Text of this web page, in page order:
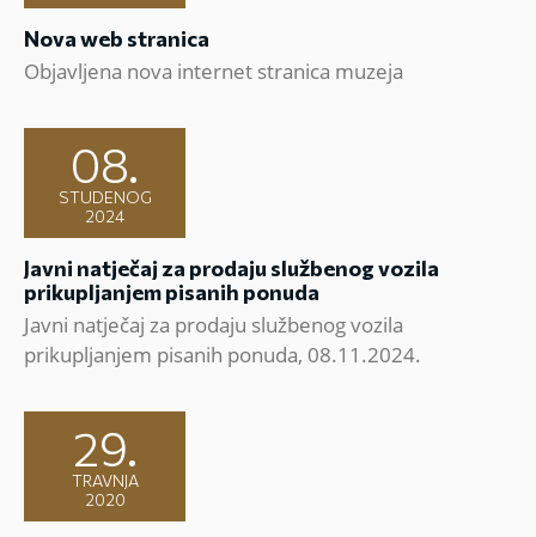
Nova web stranica
Objavljena nova internet stranica muzeja
08.
STUDENOG
2024
Javni natječaj za prodaju službenog vozila
prikupljanjem pisanih ponuda
Javni natječaj za prodaju službenog vozila
prikupljanjem pisanih ponuda, 08.11.2024.
29.
TRAVNJA
2020